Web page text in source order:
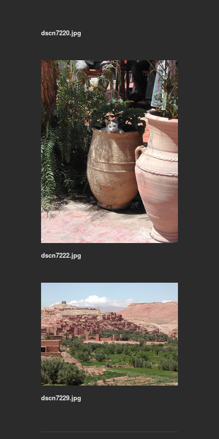
dscn7220.jpg
dscn7222.jpg
dscn7229.jpg